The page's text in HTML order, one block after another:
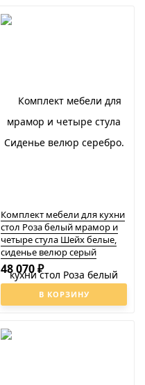
Комплект мебели для кухни
стол Роза белый мрамор и
четыре стула Шейх белые,
сиденье велюр серый
В КОРЗИНУ
48 070 ₽